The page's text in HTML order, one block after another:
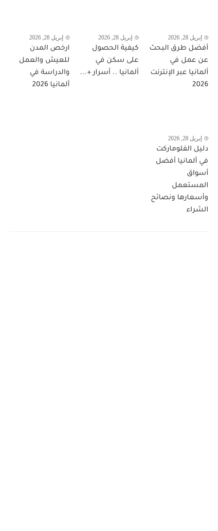
إبريل 28, 2026
أفضل طرق البحث
عن عمل في
ألمانيا عبر الإنترنت
2026
إبريل 28, 2026
كيفية الحصول
على سكن في
ألمانيا .. أسرار +...
إبريل 28, 2026
ارخص المدن
للعيش والعمل
والدراسة في
ألمانيا 2026
إبريل 28, 2026
دليل الفلوماركت
في ألمانيا أفضل
أسواق
المستعمل
وأسعارها ونصائح
الشراء